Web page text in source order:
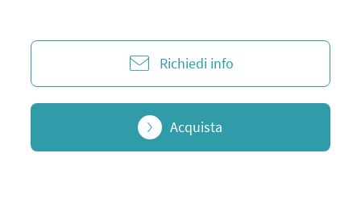
Richiedi info
Acquista